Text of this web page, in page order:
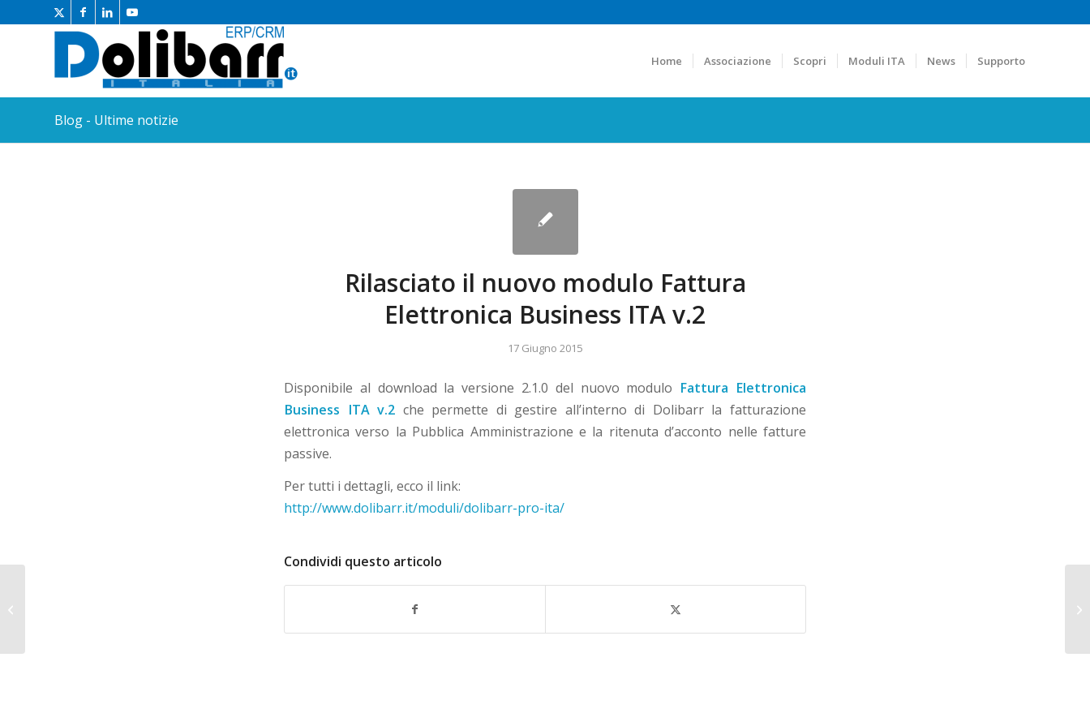
Home Associazione Scopri Moduli ITA News Supporto
Blog - Ultime notizie
Rilasciato il nuovo modulo Fattura
Elettronica Business ITA v.2
17 Giugno 2015
Disponibile al download la versione 2.1.0 del nuovo modulo Fattura Elettronica
Business ITA v.2 che permette di gestire all’interno di Dolibarr la fatturazione
elettronica verso la Pubblica Amministrazione e la ritenuta d’acconto nelle fatture
passive.
Per tutti i dettagli, ecco il link:
http://www.dolibarr.it/moduli/dolibarr-pro-ita/
Condividi questo articolo